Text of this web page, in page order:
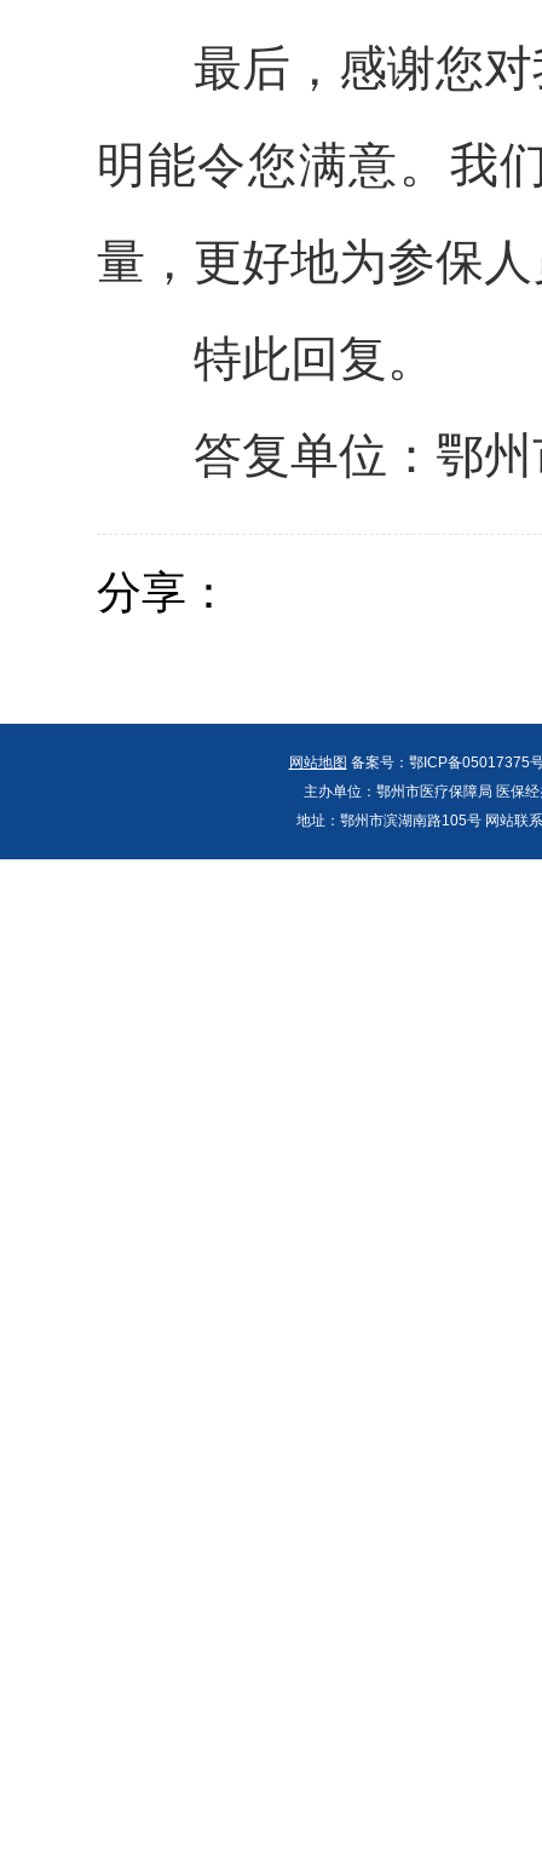
最后，感谢您
明能令您满意。我
量，更好地为参保
特此回复。
答复单位：鄂州
分享：
网站地图 备案号：鄂ICP备05017375
主办单位：鄂州市医疗保障局 医保
地址：鄂州市滨湖南路105号 网站